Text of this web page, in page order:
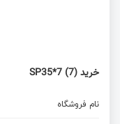
خرید SP35*7 (7)
نام فروشگاه